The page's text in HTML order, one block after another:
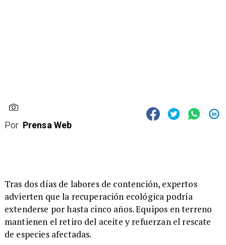
Por Prensa Web
Tras dos días de labores de contención, expertos
advierten que la recuperación ecológica podría
extenderse por hasta cinco años. Equipos en terreno
mantienen el retiro del aceite y refuerzan el rescate
de especies afectadas.